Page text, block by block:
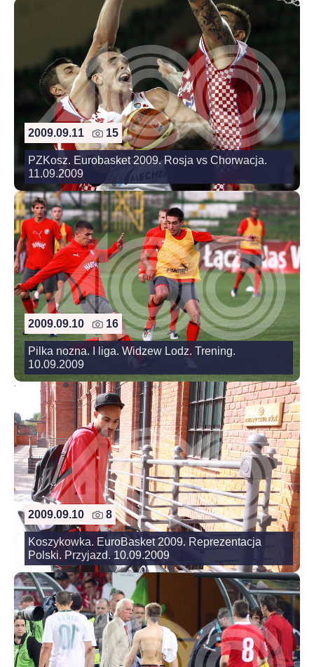
2009.09.11 15
PZKosz. Eurobasket 2009. Rosja vs Chorwacja.
11.09.2009
2009.09.10 16
Pilka nozna. I liga. Widzew Lodz. Trening.
10.09.2009
2009.09.10 8
Koszykowka. EuroBasket 2009. Reprezentacja
Polski. Przyjazd. 10.09.2009